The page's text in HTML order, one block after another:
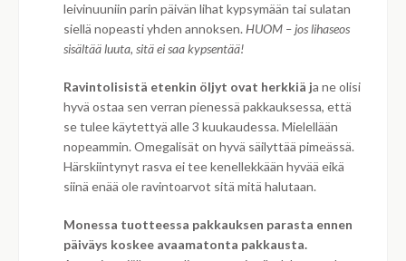
leivinuuniin parin päivän lihat kypsymään tai sulatan
siellä nopeasti yhden annoksen. HUOM – jos lihaseos
sisältää luuta, sitä ei saa kypsentää!
Ravintolisistä etenkin öljyt ovat herkkiä ja ne olisi
hyvä ostaa sen verran pienessä pakkauksessa, että
se tulee käytettyä alle 3 kuukaudessa. Mielellään
nopeammin. Omegalisät on hyvä säilyttää pimeässä.
Härskiintynyt rasva ei tee kenellekkään hyvää eikä
siinä enää ole ravintoarvot sitä mitä halutaan.
Monessa tuotteessa pakkauksen parasta ennen
päiväys koskee avaamatonta pakkausta.